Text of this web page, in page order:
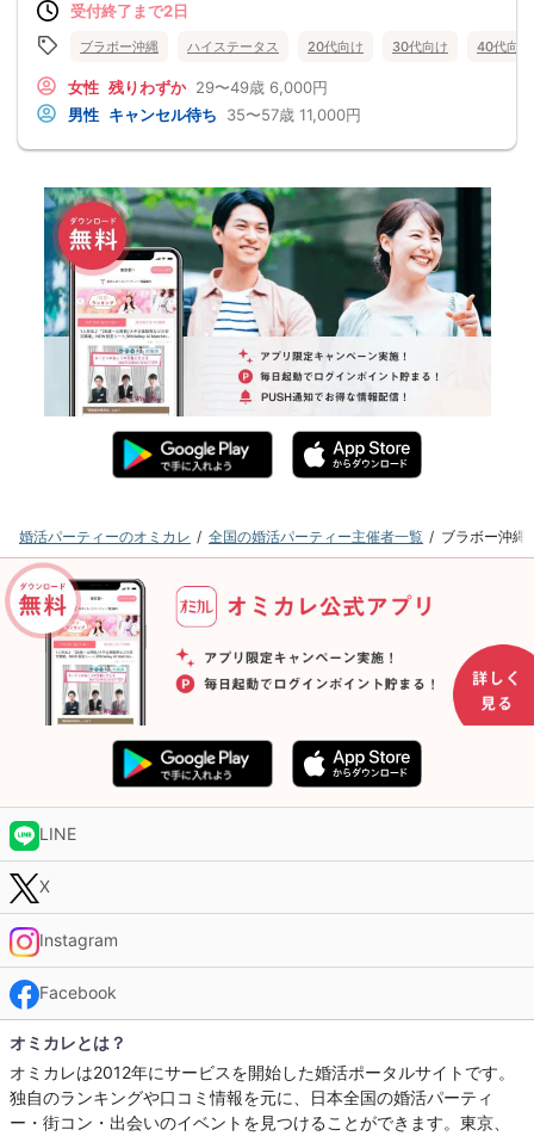
受付終了まで2日
ブラボー沖縄 ハイステータス 20代向け 30代向け 40代向け
女性 残りわずか 29〜49歳 6,000円
男性 キャンセル待ち 35〜57歳 11,000円
婚活パーティーのオミカレ 全国の婚活パーティー主催者一覧 ブラボー沖縄
LINE
X
Instagram
Facebook
オミカレとは？
オミカレは2012年にサービスを開始した婚活ポータルサイトです。
独自のランキングや口コミ情報を元に、日本全国の婚活パーティ
ー・街コン・出会いのイベントを見つけることができます。東京、